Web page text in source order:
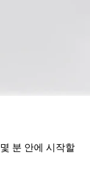
분 안에 시작할